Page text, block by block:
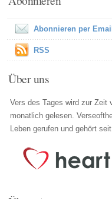
Abonnieren per Email
RSS
Über uns
Vers des Tages wird zur Zeit
monatlich gelesen.
Leben gerufen und gehört